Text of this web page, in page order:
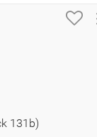
131b)